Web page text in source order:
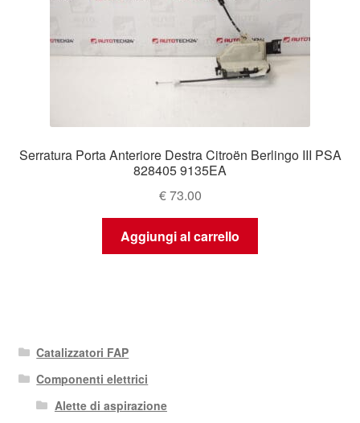
Serratura Porta Anteriore Destra Citroën Berlingo III PSA
828405 9135EA
€73.00
Aggiungi al carrello
Catalizzatori FAP
Componenti elettrici
Alette di aspirazione